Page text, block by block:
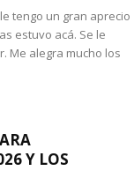
tengo un gran aprecio
estuvo acá. Se le
Me alegra mucho los
Y LOS